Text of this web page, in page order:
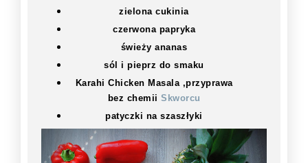
zielona cukinia
czerwona papryka
świeży ananas
sól i pieprz do smaku
Karahi Chicken Masala ,przyprawa
bez chemii Skworcu
patyczki na szaszłyki